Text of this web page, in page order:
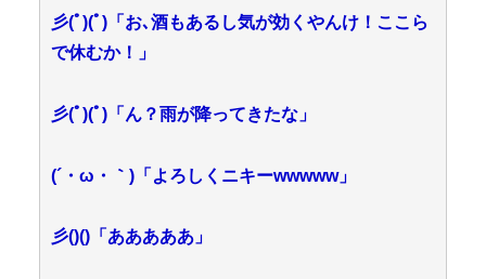
彡(ﾟ)(ﾟ)「お､酒もあるし気が効くやんけ！ここら
で休むか！」
彡(ﾟ)(ﾟ)「ん？雨が降ってきたな」
(´・ω・｀)「よろしくニキーwwwww」
彡()()「あああああ」